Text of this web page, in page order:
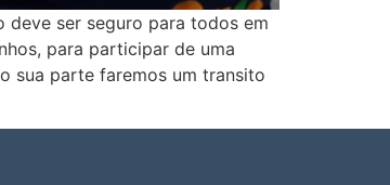
deve ser seguro para todos em
para participar de uma
sua parte faremos um transito